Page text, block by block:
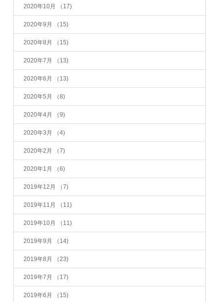
2020年10月 （17)
2020年9月 （15)
2020年8月 （15)
2020年7月 （13)
2020年6月 （13)
2020年5月 （8)
2020年4月 （9)
2020年3月 （4)
2020年2月 （7)
2020年1月 （6)
2019年12月 （7)
2019年11月 （11)
2019年10月 （11)
2019年9月 （14)
2019年8月 （23)
2019年7月 （17)
2019年6月 （15)